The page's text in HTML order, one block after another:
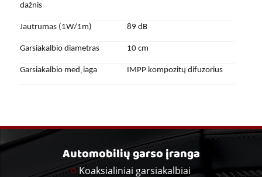
dažnis
Jautrumas (1W/1m) 89 dB
Garsiakalbio diametras 10 cm
Garsiakalbio med˛iaga IMPP kompozitų difuzorius
Automobilių garso įranga
Koaksialiniai garsiakalbiai